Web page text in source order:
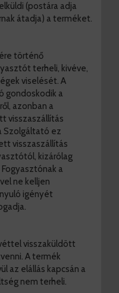
(postára adja
átadja) a terméket.
történő
terheli, kivéve,
viselését. A
gondoskodik a
azonban a
visszaszállítás
Szolgáltató ez
visszaszállítás
kizárólag
a
ne kelljen
igényét
visszaküldött
A termék
az elállás kapcsán a
nem terheli.